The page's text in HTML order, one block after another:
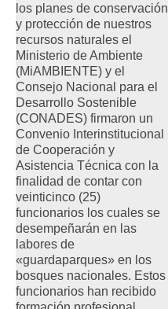
los planes de conservación
y protección de nuestros
recursos naturales el
Ministerio de Ambiente
(MiAMBIENTE) y el
Consejo Nacional para el
Desarrollo Sostenible
(CONADES) firmaron un
Convenio Interinstitucional
de Cooperación y
Asistencia Técnica con la
finalidad de contar con
veinticinco (25)
funcionarios los cuales se
desempeñarán en las
labores de
«guardaparques» en los
bosques nacionales. Estos
funcionarios han recibido